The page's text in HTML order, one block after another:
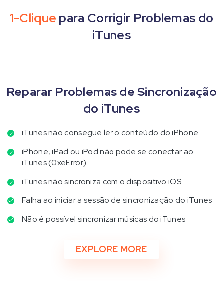
1-Clique para Corrigir Problemas do
iTunes
Reparar Problemas de Sincronização
do iTunes
iTunes não consegue ler o conteúdo do iPhone
iPhone, iPad ou iPod não pode se conectar ao
iTunes (0xeError)
iTunes não sincroniza com o dispositivo iOS
Falha ao iniciar a sessão de sincronização do iTunes
Não é possível sincronizar músicas do iTunes
EXPLORE MORE